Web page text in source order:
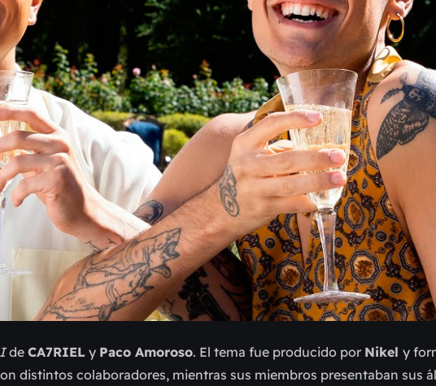
de CA7RIEL y Paco Amoroso. El tema fue producido por Nikel y
distintos colaboradores, mientras sus miembros presentaban sus